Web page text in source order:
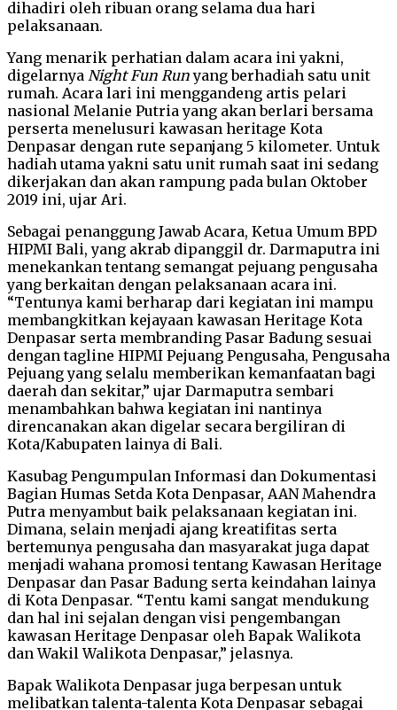
dihadiri oleh ribuan orang selama dua hari
pelaksanaan.
Yang menarik perhatian dalam acara ini yakni,
digelarnya Night Fun Runyang berhadiah satu unit
rumah. Acara lari ini menggandeng artis pelari
nasional Melanie Putria yang akan berlari bersama
perserta menelusuri kawasan heritage Kota
Denpasar dengan rute sepanjang 5 kilometer. Untuk
hadiah utama yakni satu unit rumah saat ini sedang
dikerjakan dan akan rampung pada bulan Oktober
2019 ini, ujar Ari.
Sebagai penanggung Jawab Acara, Ketua Umum BPD
HIPMI Bali, yang akrab dipanggil dr. Darmaputra ini
menekankan tentang semangat pejuang pengusaha
yang berkaitan dengan pelaksanaan acara ini.
“Tentunya kami berharap dari kegiatan ini mampu
membangkitkan kejayaan kawasan Heritage Kota
Denpasar serta membranding Pasar Badung sesuai
dengan tagline HIPMI Pejuang Pengusaha, Pengusaha
Pejuang yang selalu memberikan kemanfaatan bagi
daerah dan sekitar,” ujar Darmaputra sembari
menambahkan bahwa kegiatan ini nantinya
direncanakan akan digelar secara bergiliran di
Kota/Kabupaten lainya di Bali.
Kasubag Pengumpulan Informasi dan Dokumentasi
Bagian Humas Setda Kota Denpasar, AAN Mahendra
Putra menyambut baik pelaksanaan kegiatan ini.
Dimana, selain menjadi ajang kreatifitas serta
bertemunya pengusaha dan masyarakat juga dapat
menjadi wahana promosi tentang Kawasan Heritage
Denpasar dan Pasar Badung serta keindahan lainya
di Kota Denpasar. “Tentu kami sangat mendukung
dan hal ini sejalan dengan visi pengembangan
kawasan Heritage Denpasar oleh Bapak Walikota
dan Wakil Walikota Denpasar,” jelasnya.
Bapak Walikota Denpasar juga berpesan untuk
melibatkan talenta-talenta Kota Denpasar sebagai